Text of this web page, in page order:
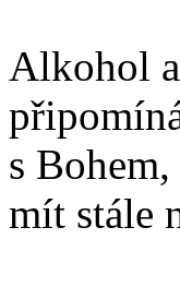
Alkohol
s
mít stále